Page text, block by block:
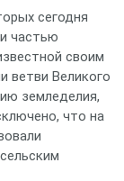
сегодня
частью
своим
ветви Великого
земледелия,
что на